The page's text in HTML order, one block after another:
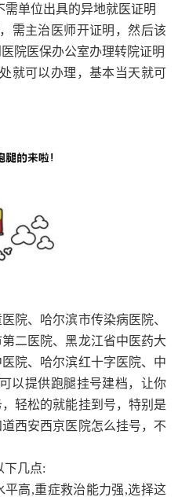
单位出具的异地就医证明
需主治医师开证明，然后该
院医保办公室办理转院证明
就可以办理，基本当天就可
院、哈尔滨市传染病医院、
二医院、黑龙江省中医药大
院、哈尔滨红十字医院、中
以提供跑腿挂号建档，让你
轻松的就能挂到号，特别是
西安西京医院怎么挂号，不
下几点:
平高,重症救治能力强,选择这